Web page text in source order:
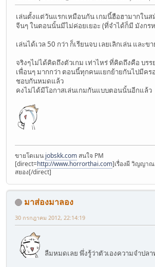
เล่นตั้งแต่วันแรกเหมือนกัน เกมนี้ฮือฮามากในส
จีนๆ ในตอนนั้นมีไม่ค่อยเยอะ (ที่จำได้ก็มี มังกร
เล่นได้เวล 50 กว่า ก็เรียนจบ เลยเลิกเล่น และข
จริงๆไม่ได้คิดถึงตัวเกม เท่าไหร่ ที่คิดถึงคือ บร
เพื่อนๆ มากกว่า ตอนนี้ทุกคนแยกย้ายกันไปมีคร
ชอบกันหมดแล้ว
คงไม่ได้มีโอกาสเล่นเกมกันแบบตอนนั้นอีกแล้ว
ขายโดเมน jobskk.com สนใจ PM
[direct=http://www.horrorthai.com]เรื่องผี วิญญา
สยอง[/direct]
มาส่องมาลอง
30 กรกฎาคม 2012, 22:14:19
ลืมหมดเลย พึ่งรู้ว่าตัวเองความจำปลา